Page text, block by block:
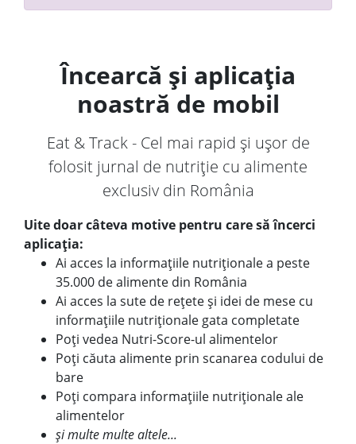
Încearcă și aplicația
noastră de mobil
Eat & Track - Cel mai rapid și ușor de
folosit jurnal de nutriție cu alimente
exclusiv din România
Uite doar câteva motive pentru care să încerci
aplicația:
Ai acces la informațiile nutriționale a peste
35.000 de alimente din România
Ai acces la sute de rețete și idei de mese cu
informațiile nutriționale gata completate
Poți vedea Nutri-Score-ul alimentelor
Poți căuta alimente prin scanarea codului de
bare
Poți compara informațiile nutriționale ale
alimentelor
și multe multe altele...